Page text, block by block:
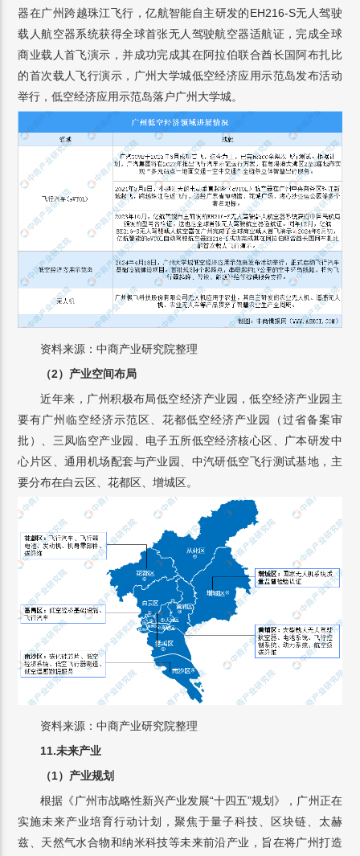
器在广州跨越珠江飞行，亿航智能自主研发的EH216-S无人驾驶
载人航空器系统获得全球首张无人驾驶航空器适航证，完成全球
商业载人首飞演示，并成功完成其在阿拉伯联合酋长国阿布扎比
的首次载人飞行演示，广州大学城低空经济应用示范岛发布活动
举行，低空经济应用示范岛落户广州大学城。
资料来源：中商产业研究院整理
（2）产业空间布局
近年来，广州积极布局低空经济产业园，低空经济产业园主
要有广州临空经济示范区、花都低空经济产业园（过省备案审
批）、三凤临空产业园、电子五所低空经济核心区、广本研发中
心片区、通用机场配套与产业园、中汽研低空飞行测试基地，主
要分布在白云区、花都区、增城区。
资料来源：中商产业研究院整理
11.未来产业
（1）产业规划
根据《广州市战略性新兴产业发展“十四五”规划》，广州正在
实施未来产业培育行动计划，聚焦于量子科技、区块链、太赫
兹、天然气水合物和纳米科技等未来前沿产业，旨在将广州打造